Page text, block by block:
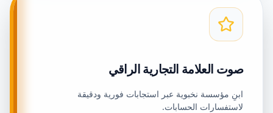
صوت العلامة التجارية الراقي
ابنِ مؤسسة نخبوية عبر استجابات فورية ودقيقة
لاستفسارات الحسابات.